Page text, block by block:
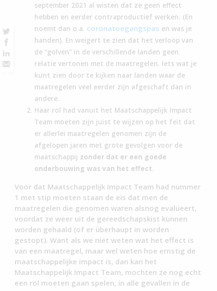
september 2021 al wisten dat ze geen effect
hebben en eerder contraproductief werken. (En
noemt dan o.a. coronatoegangspas en was je
handen). En weigert te zien dat het verloop van
de “golven” in de verschillende landen geen
relatie vertonen met de maatregelen. Iets wat je
kunt zien door te kijken naar landen waar de
maatregelen veel eerder zijn afgeschaft dan in
andere.
Haar rol had vanuit het Maatschappelijk Impact
Team moeten zijn juist te wijzen op het feit dat
er allerlei maatregelen genomen zijn de
afgelopen jaren met grote gevolgen voor de
maatschappij zonder dat er een goede
onderbouwing was van het effect.
Voor dat Maatschappelijk Impact Team had nummer
1 met stip moeten staan de eis dat men de
maatregelen die genomen waren alsnog evalueert,
voordat ze weer uit de gereedschapskist kunnen
worden gehaald (of er überhaupt in worden
gestopt). Want als we niet weten wat het effect is
van een maatregel, maar wel weten hoe ernstig de
maatschappelijke impact is, dan kan het
Maatschappelijk Impact Team, mochten ze nog echt
een rol moeten gaan spelen, in alle gevallen in de